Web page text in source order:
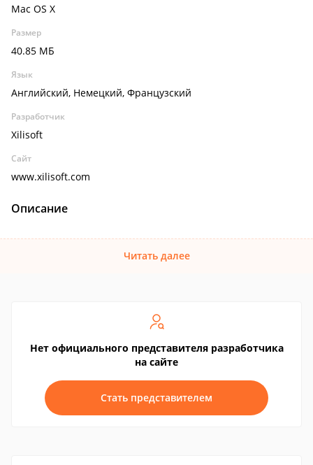
Mac OS X
Размер
40.85 МБ
Язык
Английский, Немецкий, Французский
Разработчик
Xilisoft
Сайт
www.xilisoft.com
Описание
Читать далее
Нет официального представителя разработчика
на сайте
Стать представителем